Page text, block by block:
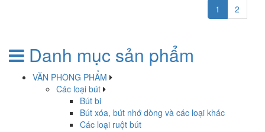
1 2
Danh mục sản phẩm
VĂN PHÒNG PHẨM
Các loại bút
Bút bi
Bút xóa, bút nhớ dòng và các loại khác
Các loại ruột bút